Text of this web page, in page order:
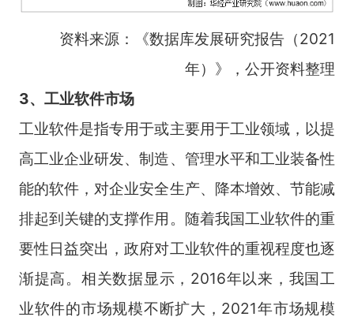
资料来源：《数据库发展研究报告（2021
年）》，公开资料整理
3、工业软件市场
工业软件是指专用于或主要用于工业领域，以提
高工业企业研发、制造、管理水平和工业装备性
能的软件，对企业安全生产、降本增效、节能减
排起到关键的支撑作用。随着我国工业软件的重
要性日益突出，政府对工业软件的重视程度也逐
渐提高。相关数据显示，2016年以来，我国工
业软件的市场规模不断扩大，2021年市场规模